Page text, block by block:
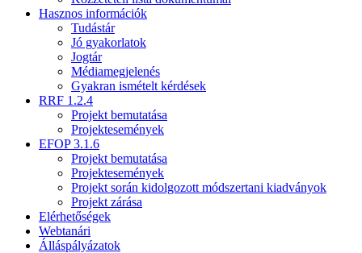
Hasznos információk
Tudástár
Jó gyakorlatok
Jogtár
Médiamegjelenés
Gyakran ismételt kérdések
RRF 1.2.4
Projekt bemutatása
Projektesemények
EFOP 3.1.6
Projekt bemutatása
Projektesemények
Projekt során kidolgozott módszertani kiadványok
Projekt zárása
Elérhetőségek
Webtanári
Álláspályázatok